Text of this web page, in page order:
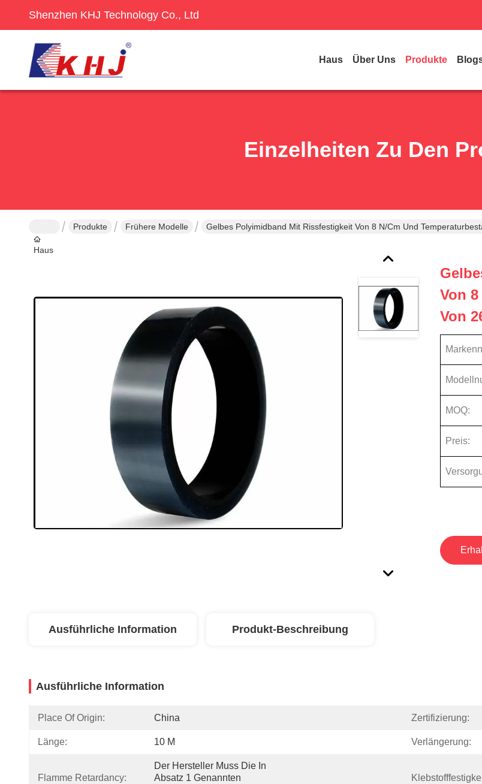
Shenzhen KHJ Technology Co., Ltd
Haus Über Uns Produkte
Einzelheiten Zu Den
Haus
Produkte Frühere Modelle Gelbes Polyimidband Mit Rissfestigkeit Von 8 N/cm Und
Von
Von
MOQ:
Preis:
Ausführliche Information Produkt-Beschreibung
Ausführliche Information
Place Of Origin: China Zertifizierung:
Länge: 10 M Verlängerung:
Flamme Retardancy:
Der Hersteller Muss Die In
Absatz 1 Genannten